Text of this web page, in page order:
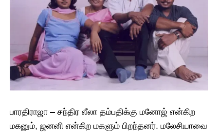
பாரதிராஜா – சந்திர லீலா தம்பதிக்கு மனோஜ் என்கிற
மகனும், ஜனனி என்கிற மகளும் பிறந்தனர். மலேசியாவை